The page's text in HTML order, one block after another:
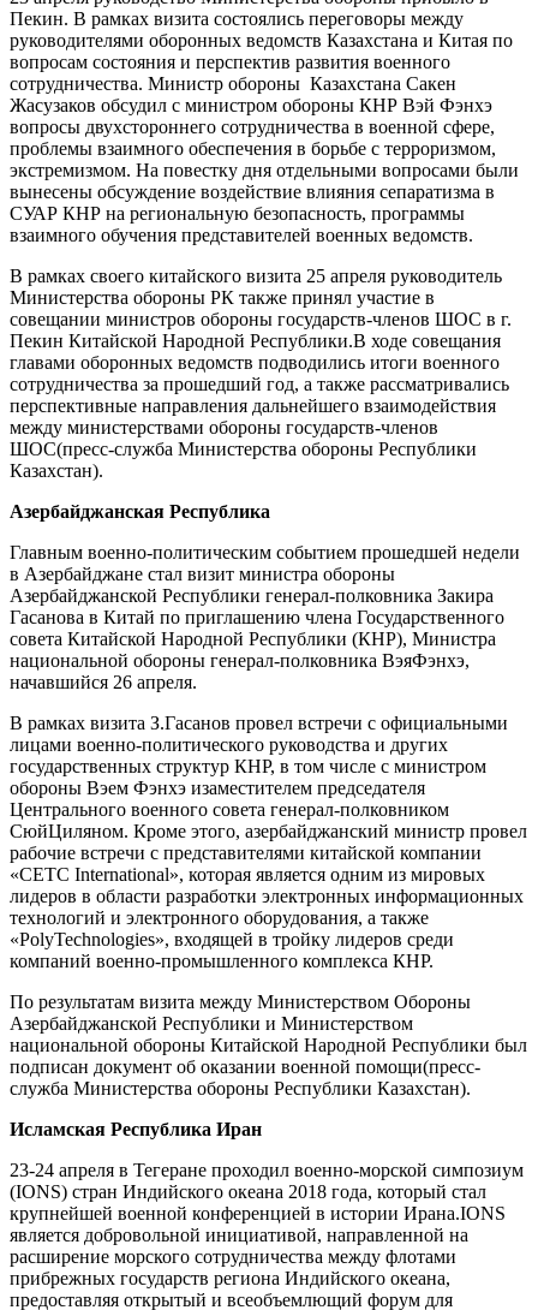
Пекин. В рамках визита состоялись переговоры между
руководителями оборонных ведомств Казахстана и Китая по
вопросам состояния и перспектив развития военного
сотрудничества. Министр обороны Казахстана Сакен
Жасузаков обсудил с министром обороны КНР Вэй Фэнхэ
вопросы двухстороннего сотрудничества в военной сфере,
проблемы взаимного обеспечения в борьбе с терроризмом,
экстремизмом. На повестку дня отдельными вопросами были
вынесены обсуждение воздействие влияния сепаратизма в
СУАР КНР на региональную безопасность, программы
взаимного обучения представителей военных ведомств.
В рамках своего китайского визита 25 апреля руководитель
Министерства обороны РК также принял участие в
совещании министров обороны государств-членов ШОС в г.
Пекин Китайской Народной Республики.В ходе совещания
главами оборонных ведомств подводились итоги военного
сотрудничества за прошедший год, а также рассматривались
перспективные направления дальнейшего взаимодействия
между министерствами обороны государств-членов
ШОС(пресс-служба Министерства обороны Республики
Казахстан).
Азербайджанская Республика
Главным военно-политическим событием прошедшей недели
в Азербайджане стал визит министра обороны
Азербайджанской Республики генерал-полковника Закира
Гасанова в Китай по приглашению члена Государственного
cовета Китайской Народной Республики (КНР), Министра
национальной обороны генерал-полковника ВэяФэнхэ,
начавшийся 26 апреля.
В рамках визита З.Гасанов провел встречи с официальными
лицами военно-политического руководства и других
государственных структур КНР, в том числе с министром
обороны Вэем Фэнхэ изаместителем председателя
Центрального военного совета генерал-полковником
СюйЦиляном. Кроме этого, азербайджанский министр провел
рабочие встречи с представителями китайской компании
«CETC International», которая является одним из мировых
лидеров в области разработки электронных информационных
технологий и электронного оборудования, а также
«PolyTechnologies», входящей в тройку лидеров среди
компаний военно-промышленного комплекса КНР.
По результатам визита между Министерством Обороны
Азербайджанской Республики и Министерством
национальной обороны Китайской Народной Республики был
подписан документ об оказании военной помощи(пресс-
служба Министерства обороны Республики Казахстан).
Исламская Республика Иран
23-24 апреля в Тегеране проходил военно-морской симпозиум
(IONS) стран Индийского океана 2018 года, который стал
крупнейшей военной конференцией в истории Ирана.IONS
является добровольной инициативой, направленной на
расширение морского сотрудничества между флотами
прибрежных государств региона Индийского океана,
предоставляя открытый и всеобъемлющий форум для